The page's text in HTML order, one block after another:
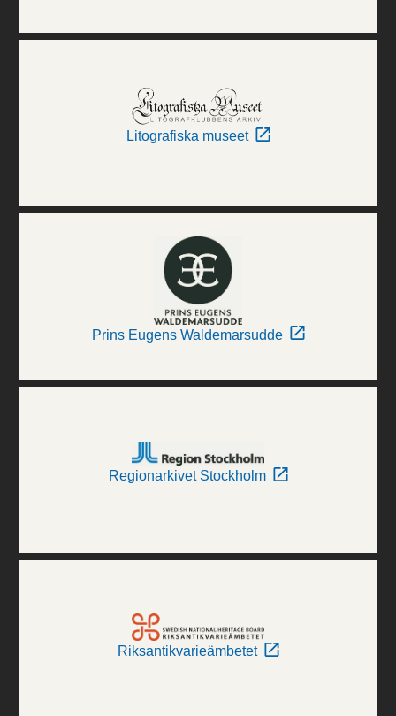
Litografiska museet
Prins Eugens Waldemarsudde
Regionarkivet Stockholm
Riksantikvarieämbetet